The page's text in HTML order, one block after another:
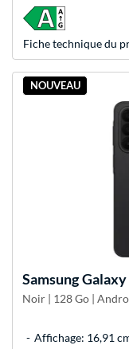
Fiche technique du
NOUVEAU
SamsungGalaxy
Noir | 128 Go |
Affichage: 16,91